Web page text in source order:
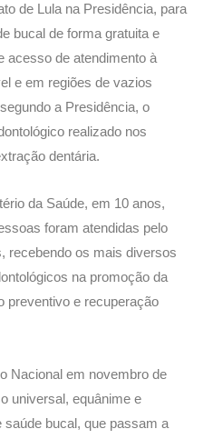
de Lula na Presidência, para
bucal de forma gratuita e
acesso de atendimento à
e em regiões de vazios
a Presidência, o
realizado nos
dentária.
da Saúde, em 10 anos,
foram atendidas pelo
recebendo os mais diversos
na promoção da
preventivo e recuperação
Nacional em novembro de
universal, equânime e
bucal, que passam a